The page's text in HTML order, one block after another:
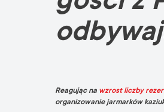
Gastronomia
Historie sukcesu
Reagując na wzrost liczby
organizowanie jarmarków